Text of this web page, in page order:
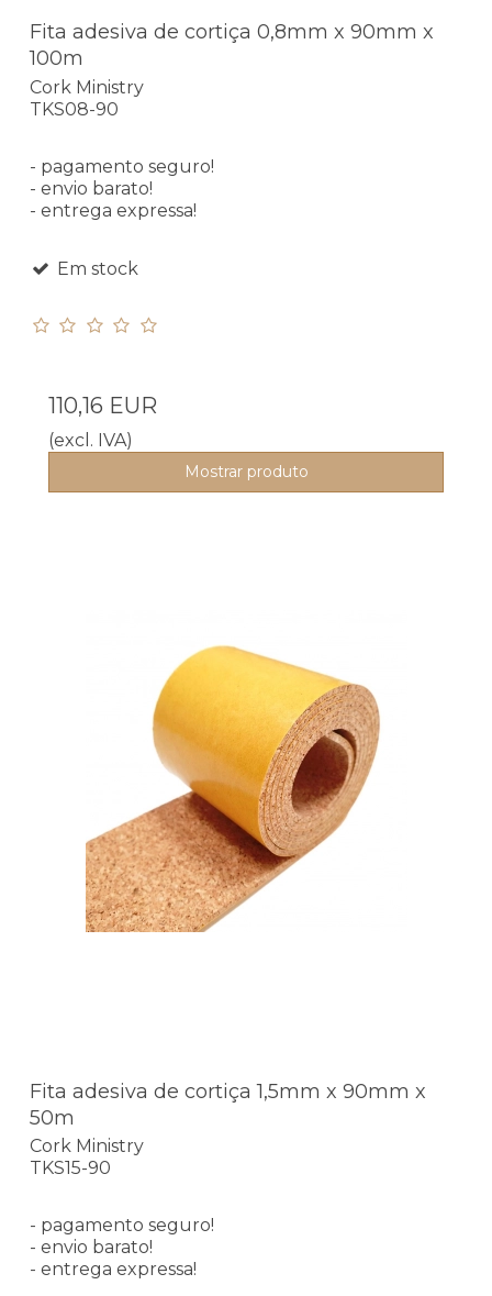
Fita adesiva de cortiça 0,8mm x 90mm x
100m
Cork Ministry
TKS08-90
- pagamento seguro!
- envio barato!
- entrega expressa!
Em stock
110,16 EUR
(excl. IVA)
Mostrar produto
Fita adesiva de cortiça 1,5mm x 90mm x
50m
Cork Ministry
TKS15-90
- pagamento seguro!
- envio barato!
- entrega expressa!